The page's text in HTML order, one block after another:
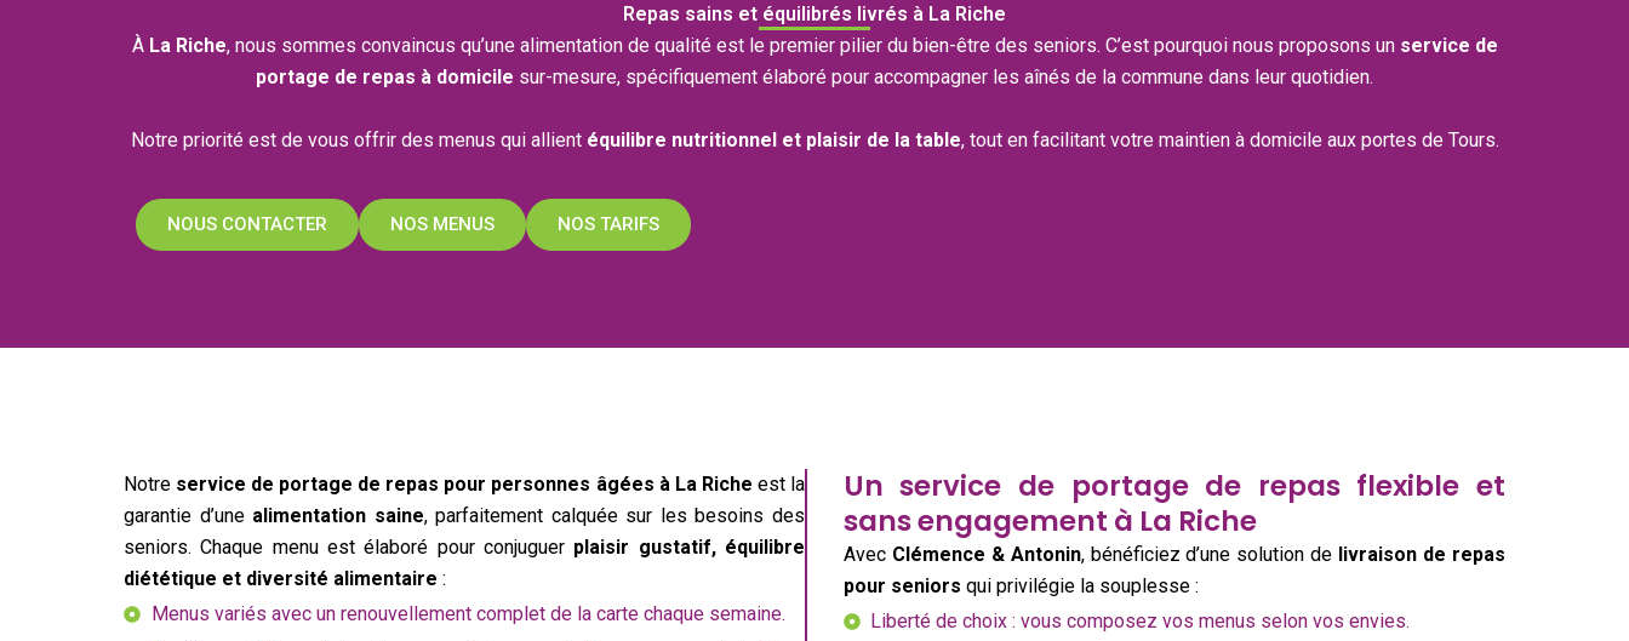
Repas sains et équilibrés livrés à La Riche
À La Riche, nous sommes convaincus qu’une alimentation de qualité est le premier pilier du bien-être des seniors. C’est pourquoi nous proposons un service de
portage de repas à domicile sur-mesure, spécifiquement élaboré pour accompagner les aînés de la commune dans leur quotidien.
Notre priorité est de vous offrir des menus qui allient équilibre nutritionnel et plaisir de la table, tout en facilitant votre maintien à domicile aux portes de Tours.
NOUS CONTACTER NOS MENUS NOS TARIFS
Notre service de portage de repas pour personnes âgées à La Riche est la
garantie d’une alimentation saine, parfaitement calquée sur les besoins des
seniors. Chaque menu est élaboré pour conjuguer plaisir gustatif, équilibre
diététique et diversité alimentaire :
Menus variés avec un renouvellement complet de la carte chaque semaine.
Un service de portage de repas flexible et
sans engagement à La Riche
Avec Clémence & Antonin, bénéficiez d’une solution de livraison de repas
pour seniors qui privilégie la souplesse :
Liberté de choix : vous composez vos menus selon vos envies.